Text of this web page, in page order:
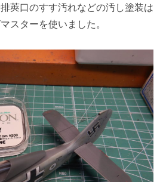
莢口のすす汚れなどの汚し塗装は
スターを使いました。